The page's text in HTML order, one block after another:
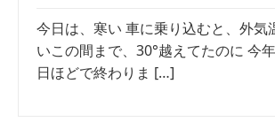
今日は、寒い 車に乗り込むと、外
いこの間まで、30°越えてたのに
日ほどで終わりま […]